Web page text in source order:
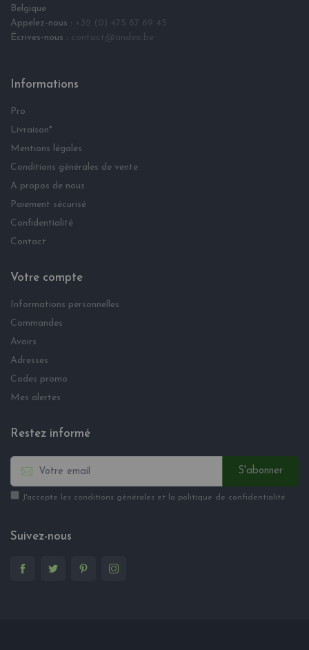
Belgique
Appelez-nous : +32 (0) 475 87 69 45
Écrives-nous : contact@andeo.be
Informations
Pro
Livraison*
Mentions légales
Conditions générales de vente
A propos de nous
Paiement sécurisé
Confidentialité
Contact
Votre compte
Informations personnelles
Commandes
Avoirs
Adresses
Codes promo
Mes alertes
Restez informé
S'abonner
J'accepte les conditions générales et la politique de confidentialité
Suivez-nous